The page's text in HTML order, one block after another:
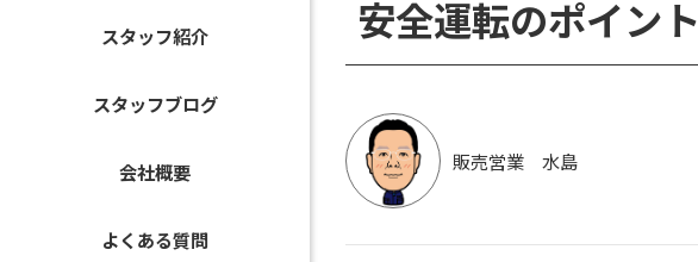
スタッフ紹介
スタッフブログ
会社概要
よくある質問
安全運転のポイント
販売営業 水島